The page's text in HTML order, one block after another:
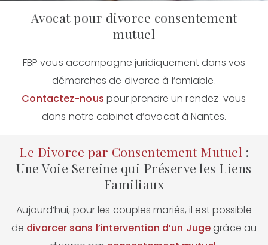
Avocat pour divorce consentement
mutuel
FBP vous accompagne juridiquement dans vos
démarches de divorce à l’amiable.
Contactez-nous pour prendre un rendez-vous
dans notre cabinet d’avocat à Nantes.
Le Divorce par Consentement Mutuel :
Une Voie Sereine qui Préserve les Liens
Familiaux
Aujourd’hui, pour les couples mariés, il est possible
de divorcer sans l’intervention d’un Jugegrâce au